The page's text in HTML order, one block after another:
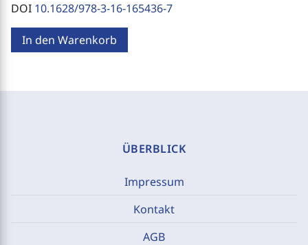
DOI 10.1628/978-3-16-165436-7
In den Warenkorb
ÜBERBLICK
Impressum
Kontakt
AGB